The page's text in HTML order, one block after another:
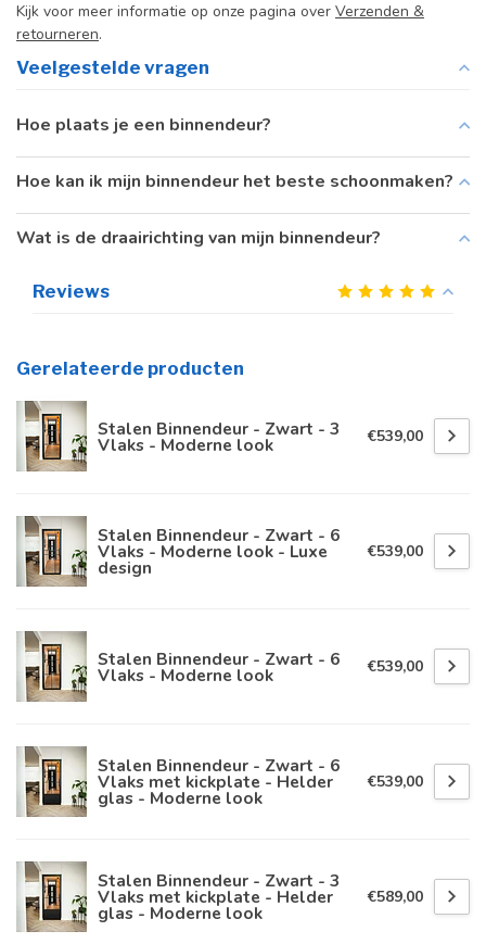
Kijk voor meer informatie op onze pagina over Verzenden &
retourneren.
Veelgestelde vragen
Hoe plaats je een binnendeur?
Hoe kan ik mijn binnendeur het beste schoonmaken?
Wat is de draairichting van mijn binnendeur?
Reviews
Gerelateerde producten
Stalen Binnendeur - Zwart - 3
Vlaks - Moderne look €539,00
Stalen Binnendeur - Zwart - 6
Vlaks - Moderne look - Luxe
design
€539,00
Stalen Binnendeur - Zwart - 6
Vlaks - Moderne look €539,00
Stalen Binnendeur - Zwart - 6
Vlaks met kickplate - Helder
glas - Moderne look
€539,00
Stalen Binnendeur - Zwart - 3
Vlaks met kickplate - Helder
glas - Moderne look
€589,00